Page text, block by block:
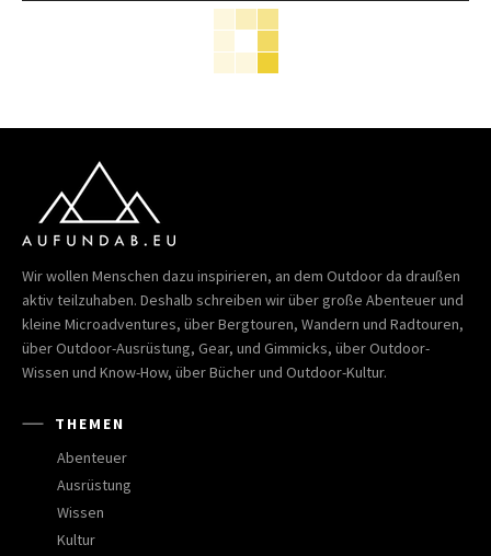
Wir wollen Menschen dazu inspirieren, an dem Outdoor da draußen
aktiv teilzuhaben. Deshalb schreiben wir über große Abenteuer und
kleine Microadventures, über Bergtouren, Wandern und Radtouren,
über Outdoor-Ausrüstung, Gear, und Gimmicks, über Outdoor-
Wissen und Know-How, über Bücher und Outdoor-Kultur.
THEMEN
Abenteuer
Ausrüstung
Wissen
Kultur